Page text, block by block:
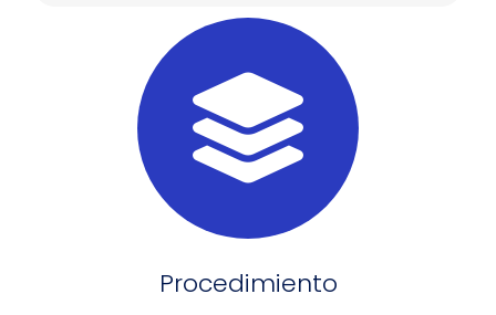
Procedimiento